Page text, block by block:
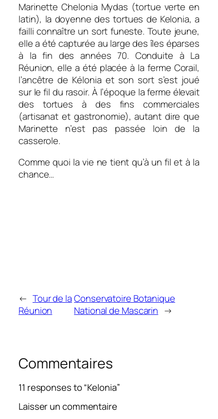
Marinette Chelonia Mydas (tortue verte en
latin), la doyenne des tortues de Kelonia, a
failli connaître un sort funeste. Toute jeune,
elle a été capturée au large des îles éparses
à la fin des années 70. Conduite à La
Réunion, elle a été placée à la ferme Corail,
l’ancêtre de Kélonia et son sort s’est joué
sur le fil du rasoir. À l’époque la ferme élevait
des tortues à des fins commerciales
(artisanat et gastronomie), autant dire que
Marinette n’est pas passée loin de la
casserole.
Comme quoi la vie ne tient qu’à un fil et à la
chance…
← Tour de la
Réunion
Conservatoire Botanique
National de Mascarin →
Commentaires
11 responses to “Kelonia”
Laisser un commentaire